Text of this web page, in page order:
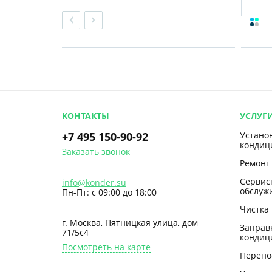
КОНТАКТЫ
+7 495 150-90-92
Заказать звонок
info@konder.su
Пн-Пт: с 09:00 до 18:00
г. Москва, Пятницкая улица, дом
71/5с4
Посмотреть на карте